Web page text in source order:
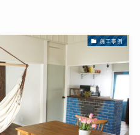
施工事例